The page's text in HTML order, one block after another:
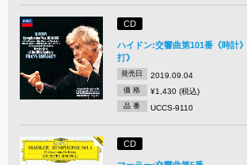
CD
ハイドン:交響曲第101番《時計
打》
発売日 2019.09.04
価 格 ¥1,430 (税込)
品 番 UCCS-9110
CD